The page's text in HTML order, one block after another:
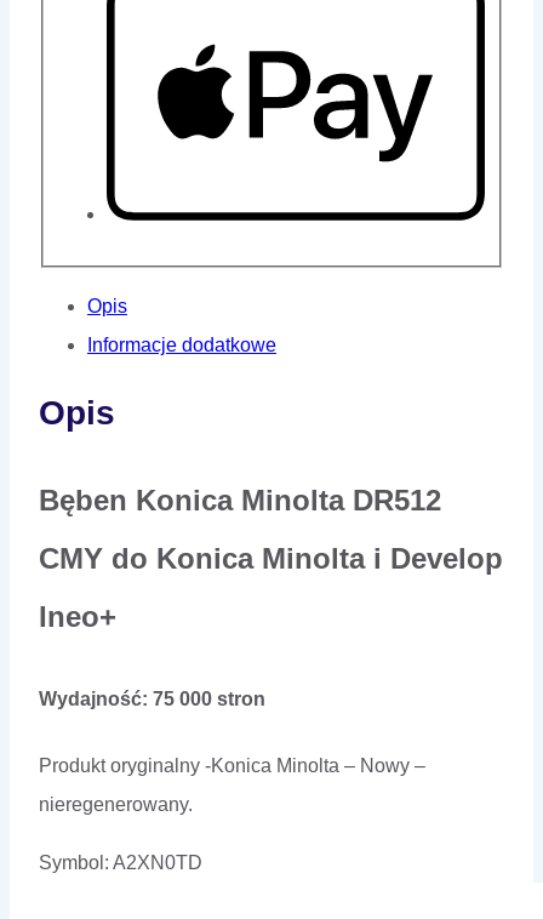
Opis
Informacje dodatkowe
Opis
Bęben Konica Minolta DR512
CMY do Konica Minolta i Develop
Ineo+
Wydajność: 75 000 stron
Produkt oryginalny -Konica Minolta – Nowy –
nieregenerowany.
Symbol: A2XN0TD